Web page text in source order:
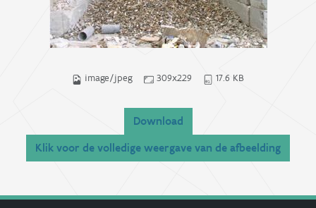
image/jpeg 309x229 17.6 KB
Download
Klik voor de volledige weergave van de afbeelding